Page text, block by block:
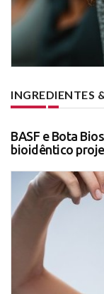
INGREDIENTES
BASF e Bota
bioidêntico